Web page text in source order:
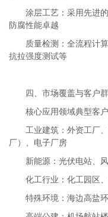
涂层工艺：采用先进
防腐性能卓越
质量检测：全流程计
抗拉强度测试等
四、市场覆盖与客户
核心应用领域典型客
工业建筑：外资工厂
厂）、电子厂房
新能源：光伏电站、
化工行业：化工园区
特殊环境：海边高盐